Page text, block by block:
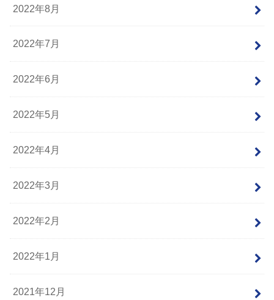
2022年8月
2022年7月
2022年6月
2022年5月
2022年4月
2022年3月
2022年2月
2022年1月
2021年12月